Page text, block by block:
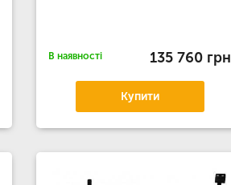
В наявності 135 760 грн
Купити